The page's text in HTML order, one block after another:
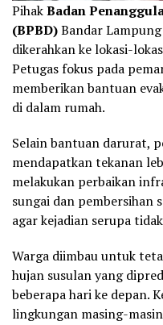
​PihakBadan
(BPBD)Bandar
dikerahkan ke lokasi-
Petugas fokus pada
memberikan bantuan
di dalam rumah.
Selain bantuan darurat,
mendapatkan tekanan
melakukan perbaikan
sungai dan pembersihan
agar kejadian serupa
​Warga diimbau untuk
hujan susulan yang
beberapa hari ke depan.
lingkungan masing-